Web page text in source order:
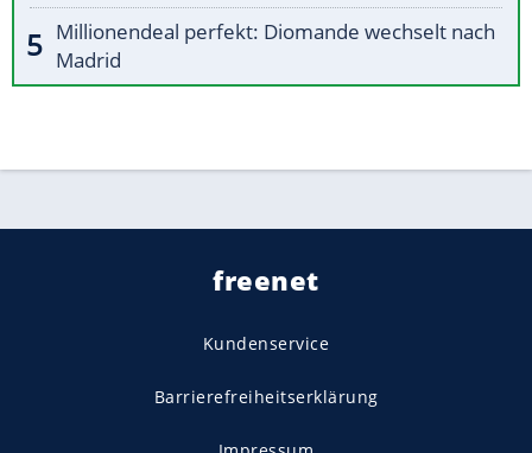
Millionendeal perfekt: Diomande wechselt nach
Madrid
freenet
Kundenservice
Barrierefreiheitserklärung